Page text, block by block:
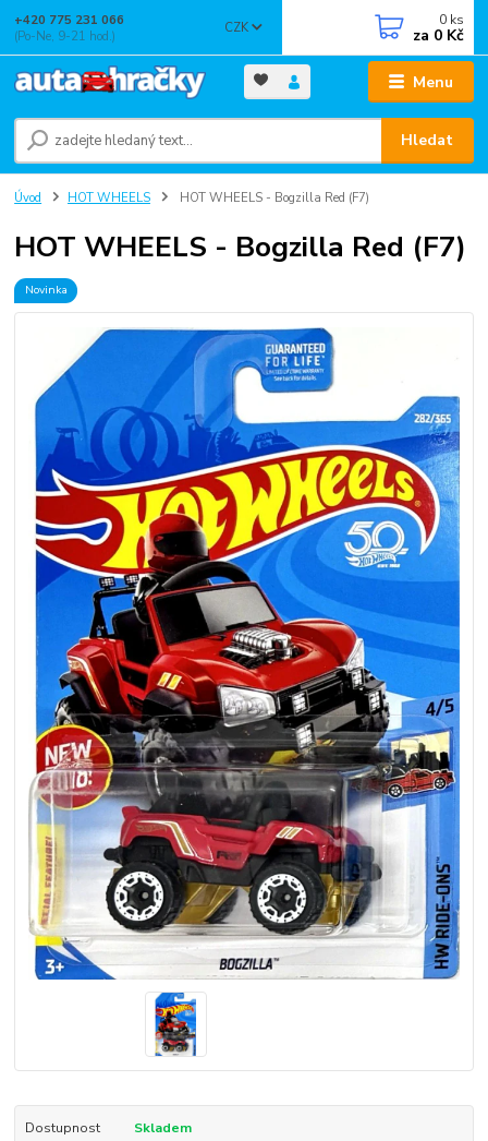
Menu
CZK
Hledat
+420 775 231 066
(Po-Ne, 9-21 hod.)
0 ks
za 0 Kč
Úvod HOT WHEELS HOT WHEELS - Bogzilla Red (F7)
HOT WHEELS - Bogzilla Red (F7)
Novinka
Dostupnost Skladem